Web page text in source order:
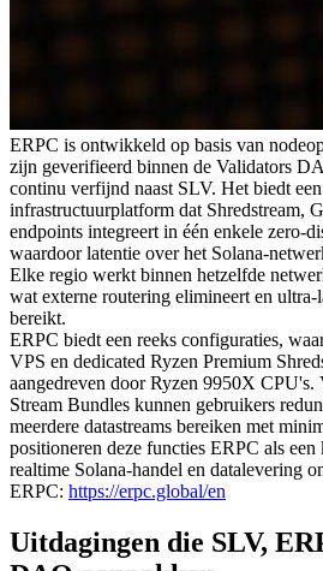
ERPC is ontwikkeld op basis van
zijn geverifieerd binnen de Validators
continu verfijnd naast SLV. Het biedt
infrastructuurplatform dat Shredstream,
endpoints integreert in één enkele zero-
waardoor latentie over het Solana-
Elke regio werkt binnen hetzelfde
wat externe routering elimineert en ultra-
bereikt.
ERPC biedt een reeks configuraties,
VPS en dedicated Ryzen Premium
aangedreven door Ryzen 9950X CPU's.
Stream Bundles kunnen gebruikers
meerdere datastreams bereiken met
positioneren deze functies ERPC als
realtime Solana-handel en datalevering
ERPC: https://erpc.global/en
Uitdagingen die SLV,